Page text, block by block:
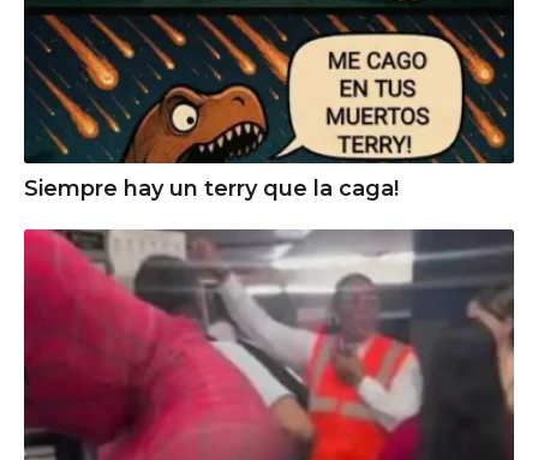
Siempre hay un terry que la caga!